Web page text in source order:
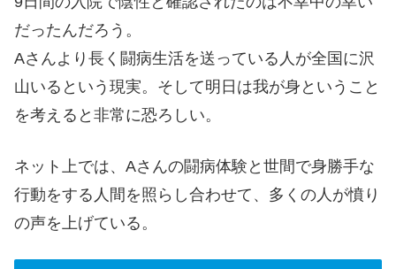
だったんだろう。
Aさんより長く闘病生活を送っている人が全国に沢
山いるという現実。そして明日は我が身ということ
を考えると非常に恐ろしい。
ネット上では、Aさんの闘病体験と世間で身勝手な
行動をする人間を照らし合わせて、多くの人が憤り
の声を上げている。